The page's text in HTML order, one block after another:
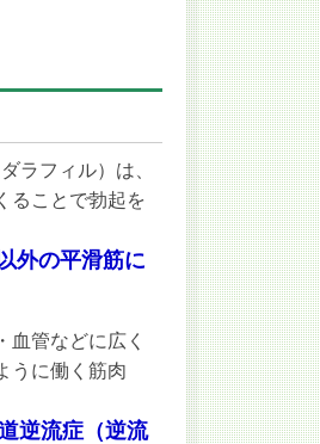
ラフィル）は、
ることで勃起を
外の平滑筋に
管などに広く
うに働く筋肉
逆流症（逆流